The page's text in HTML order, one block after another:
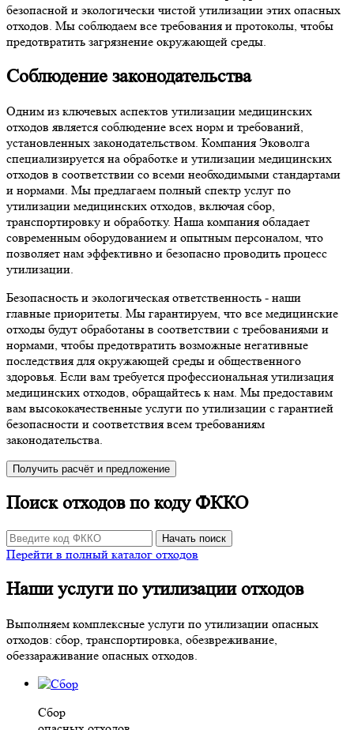
безопасной и экологически чистой утилизации этих опасных
отходов. Мы соблюдаем все требования и протоколы, чтобы
предотвратить загрязнение окружающей среды.
Соблюдение законодательства
Одним из ключевых аспектов утилизации медицинских
отходов является соблюдение всех норм и требований,
установленных законодательством. Компания Эковолга
специализируется на обработке и утилизации медицинских
отходов в соответствии со всеми необходимыми стандартами
и нормами. Мы предлагаем полный спектр услуг по
утилизации медицинских отходов, включая сбор,
транспортировку и обработку. Наша компания обладает
современным оборудованием и опытным персоналом, что
позволяет нам эффективно и безопасно проводить процесс
утилизации.
Безопасность и экологическая ответственность - наши
главные приоритеты. Мы гарантируем, что все медицинские
отходы будут обработаны в соответствии с требованиями и
нормами, чтобы предотвратить возможные негативные
последствия для окружающей среды и общественного
здоровья. Если вам требуется профессиональная утилизация
медицинских отходов, обращайтесь к нам. Мы предоставим
вам высококачественные услуги по утилизации с гарантией
безопасности и соответствия всем требованиям
законодательства.
Получить расчёт и предложение
Поиск отходов по коду ФККО
Начать поиск
Перейти в полный каталог отходов
Наши услуги по утилизации отходов
Выполняем комплексные услуги по утилизации опасных
отходов: сбор, транспортировка, обезвреживание,
обеззараживание опасных отходов.
Сбор